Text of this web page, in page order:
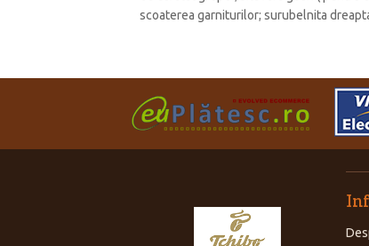
scoaterea garniturilor; surubelnita